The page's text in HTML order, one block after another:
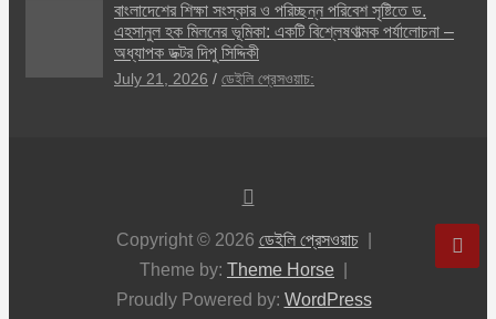
বাংলাদেশের শিক্ষা সংস্কার ও পরিচ্ছন্ন পরিবেশ সৃষ্টিতে ড.
এহসানুল হক মিলনের ভূমিকা: একটি বিশ্লেষণাত্মক পর্যালোচনা –
অধ্যাপক ডক্টর দিপু সিদ্দিকী
July 21, 2026 ডেইলি প্রেসওয়াচ:
Copyright © 2026 ডেইলি প্রেসওয়াচ
Theme by: Theme Horse
Proudly Powered by: WordPress